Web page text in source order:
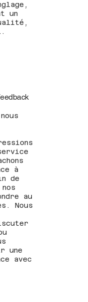
un
à
de
au
Nous
une
avec